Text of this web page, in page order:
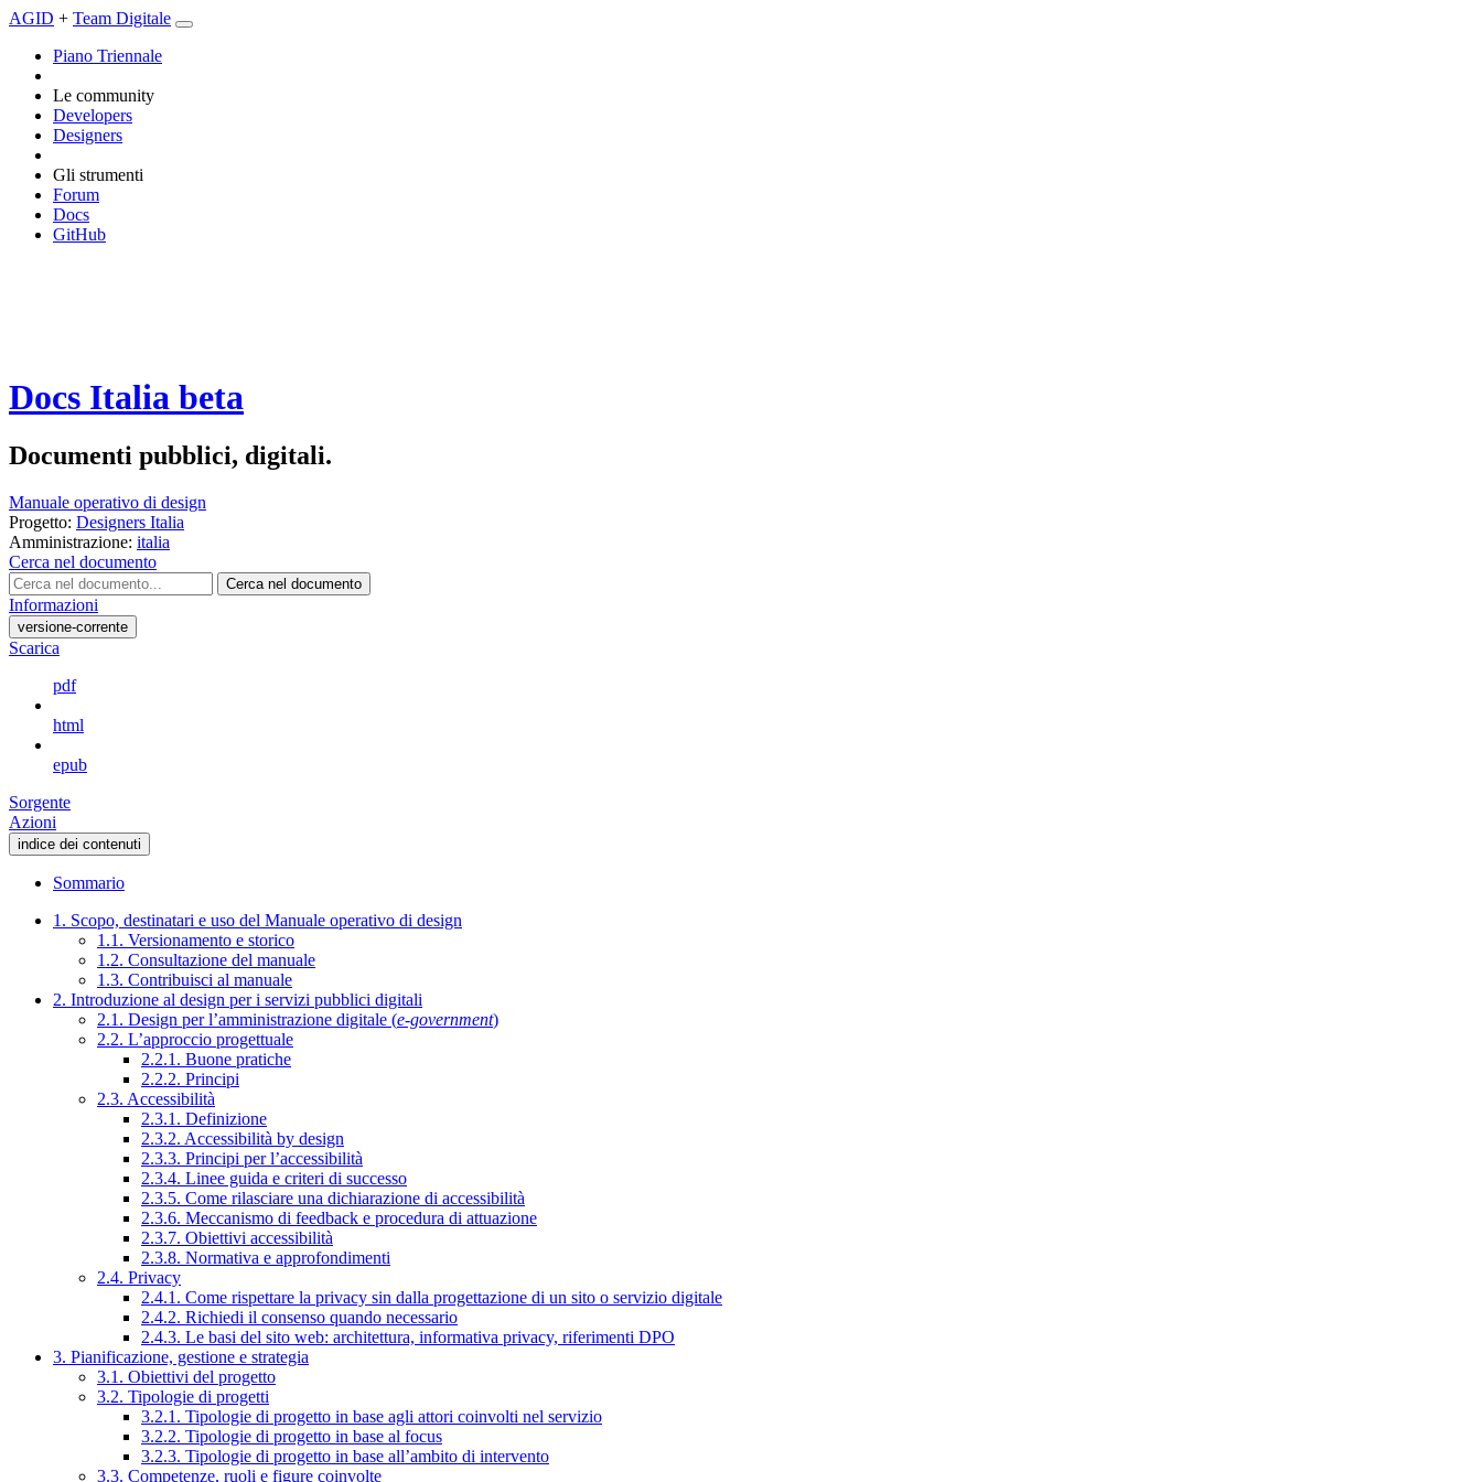
AGID + Team Digitale
Piano Triennale
Le community
Developers
Designers
Gli strumenti
Forum
Docs
GitHub
Docs Italia beta
Documenti pubblici, digitali.
Manuale operativo di design
Progetto: Designers Italia
Amministrazione: italia
Cerca nel documento
Cerca nel documento
Informazioni
versione-corrente
Scarica
pdf
html
epub
Sorgente
Azioni
indice dei contenuti
Sommario
1. Scopo, destinatari e uso del Manuale operativo di design
1.1. Versionamento e storico
1.2. Consultazione del manuale
1.3. Contribuisci al manuale
2. Introduzione al design per i servizi pubblici digitali
2.1. Design per l’amministrazione digitale (e-government)
2.2. L’approccio progettuale
2.2.1. Buone pratiche
2.2.2. Principi
2.3. Accessibilità
2.3.1. Definizione
2.3.2. Accessibilità by design
2.3.3. Principi per l’accessibilità
2.3.4. Linee guida e criteri di successo
2.3.5. Come rilasciare una dichiarazione di accessibilità
2.3.6. Meccanismo di feedback e procedura di attuazione
2.3.7. Obiettivi accessibilità
2.3.8. Normativa e approfondimenti
2.4. Privacy
2.4.1. Come rispettare la privacy sin dalla progettazione di un sito o servizio digitale
2.4.2. Richiedi il consenso quando necessario
2.4.3. Le basi del sito web: architettura, informativa privacy, riferimenti DPO
3. Pianificazione, gestione e strategia
3.1. Obiettivi del progetto
3.2. Tipologie di progetti
3.2.1. Tipologie di progetto in base agli attori coinvolti nel servizio
3.2.2. Tipologie di progetto in base al focus
3.2.3. Tipologie di progetto in base all’ambito di intervento
3.3. Competenze, ruoli e figure coinvolte